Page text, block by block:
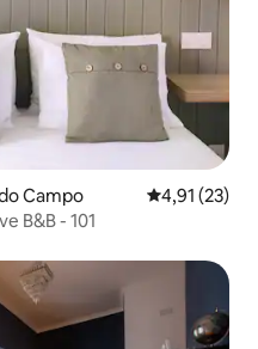
Campo Средна
4,91 (23)
B&B - 101